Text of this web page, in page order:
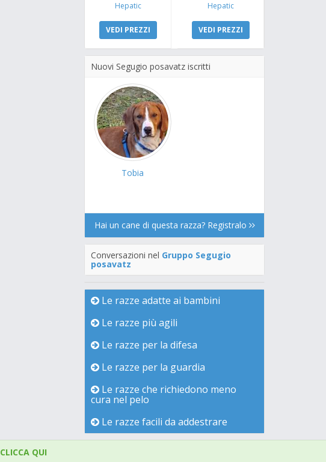
Hepatic
VEDI PREZZI
Hepatic
VEDI PREZZI
Nuovi Segugio posavatz iscritti
Tobia
Hai un cane di questa razza? Registralo
Conversazioni nel Gruppo Segugio
posavatz
Le razze adatte ai bambini
Le razze più agili
Le razze per la difesa
Le razze per la guardia
Le razze che richiedono meno
cura nel pelo
Le razze facili da addestrare
CLICCA QUI